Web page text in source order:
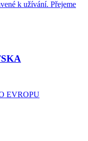
k užívání. Přejeme
EVROPU